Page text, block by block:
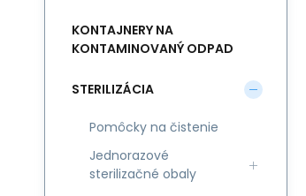
KONTAJNERY NA
KONTAMINOVANÝ ODPAD
STERILIZÁCIA
Pomôcky na čistenie
Jednorazové
sterilizačné obaly